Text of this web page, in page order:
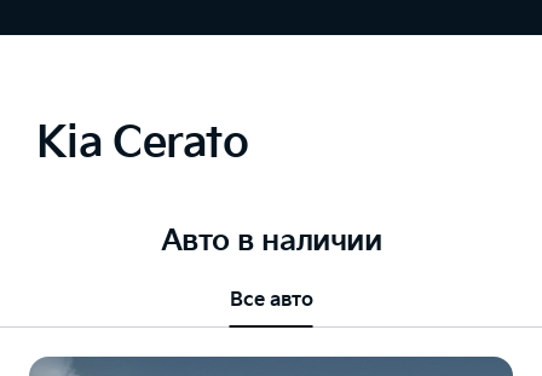
Kia Cerato
Авто в наличии
Все авто